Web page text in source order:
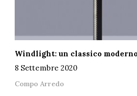
Windlight: un classico
8 Settembre 2020
Compo Arredo